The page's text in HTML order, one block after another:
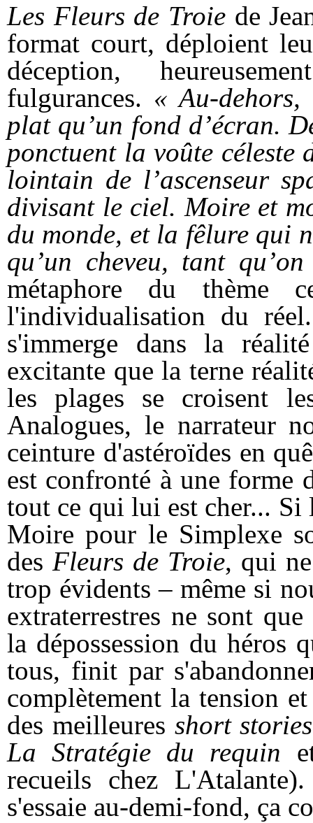
Les Fleurs de Troie de
format court, déploient
déception,
fulgurances. « Au-
plat qu’un fond d’écran.
ponctuent la voûte
lointain de l’ascenseur
divisant le ciel. Moire et
du monde, et la fêlure qui
qu’un cheveu, tant
métaphore du thème
l'individualisation du
s'immerge dans la
excitante que la terne
les plages se croisent
Analogues, le narrateur
ceinture d'astéroïdes en
est confronté à une forme
tout ce qui lui est cher... Si
Moire pour le Simplexe
des Fleurs de Troie, qui
trop évidents – même si
extraterrestres ne sont
la dépossession du héros
tous, finit par
complètement la tension
des meilleures short stories
La Stratégie du requin
recueils chez
s'essaie au-demi-fond, ça